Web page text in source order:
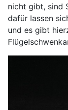
nicht gibt, sind
dafür lassen
und es gibt